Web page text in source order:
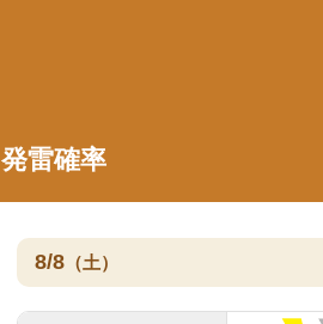
発雷確率
8/8 （土）